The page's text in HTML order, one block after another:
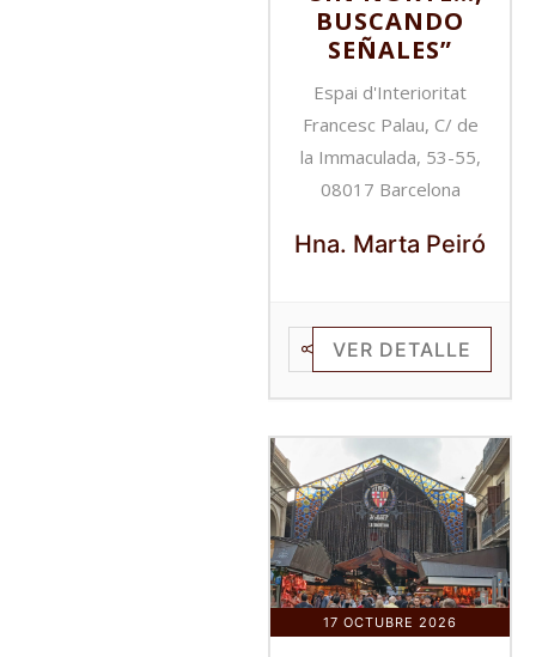
BUSCANDO
SEÑALES”
Espai d'Interioritat
Francesc Palau, C/ de
la Immaculada, 53-55,
08017 Barcelona
Hna. Marta Peiró
VER DETALLE
17 OCTUBRE 2026